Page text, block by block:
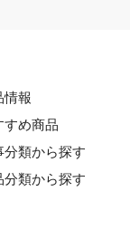
情報
すめ商品
分類から探す
分類から探す